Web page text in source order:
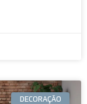
DECORAÇÃO